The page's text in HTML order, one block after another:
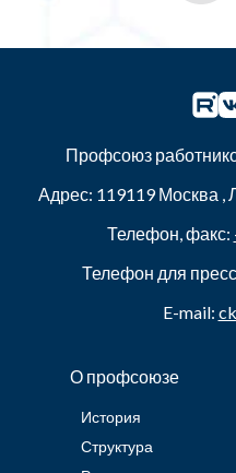
Профсоюз
Адрес: 119119Москва ,
Телефон, факс:
Телефон для
E-mail:
О профсоюзе
История
Структура